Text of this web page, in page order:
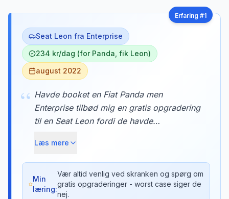
Erfaring #1
Seat Leon fra Enterprise
234 kr/dag (for Panda, fik Leon)
august 2022
“ Havde booket en Fiat Panda men
Enterprise tilbød mig en gratis opgradering
til en Seat Leon fordi de havde
værd på turen til Marbella med al vores
bagage. Tricket er at være venlig og
spørge pænt - de har ofte biler i overskud
om morgenen.
Læs mere
Min
læring:
Vær altid venlig ved skranken og spørg om
gratis opgraderinger - worst case siger de
nej.